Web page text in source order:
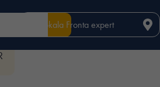
Din lokala Fronta expert